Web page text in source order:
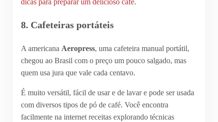
dicas para preparar um delicioso café.
8. Cafeteiras portáteis
A americana Aeropress, uma cafeteira manual portátil,
chegou ao Brasil com o preço um pouco salgado, mas
quem usa jura que vale cada centavo.
É muito versátil, fácil de usar e de lavar e pode ser usada
com diversos tipos de pó de café. Você encontra
facilmente na internet receitas explorando técnicas